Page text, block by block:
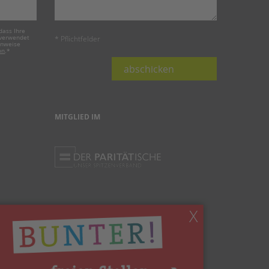
Ihre
. *
* Pflichtfelder
abschicken
MITGLIED IM
Ihnen gefällt, was Sie lesen?
Dann teilen Sie es mit anderen!
X